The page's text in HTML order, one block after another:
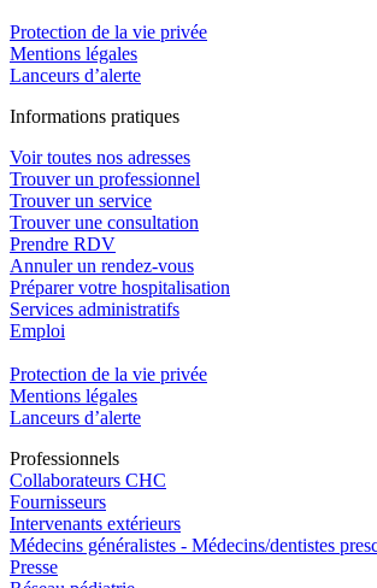
Protection de la vie privée
Mentions légales
Lanceurs d’alerte
Informations pratiques
Voir toutes nos adresses
Trouver un professionnel
Trouver un service
Trouver une consultation
Prendre RDV
Annuler un rendez-vous
Préparer votre hospitalisation
Services administratifs
Emploi​
Protection de la vie privée
Mentions légales
Lanceurs d’alerte
Professionnels
Collaborateurs CHC
Fournisseurs
Intervenants extérieurs
Médecins généralistes - Médecins/dentistes
Presse